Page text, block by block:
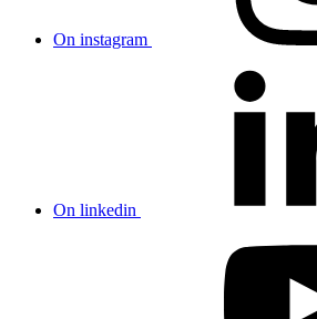
On instagram
On linkedin